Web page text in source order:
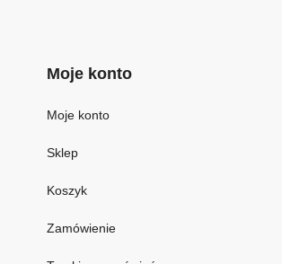
Moje konto
Moje konto
Sklep
Koszyk
Zamówienie